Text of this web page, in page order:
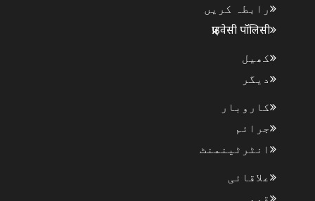
رابطہ کریں
प्राइवेसी पॉलिसी
کھیل
دیگر
کاروبار
جرائم
انٹرٹینمنٹ
علاقائی